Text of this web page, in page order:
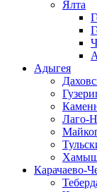
Ялта
Адыгея
Лаго-
Карачаево-